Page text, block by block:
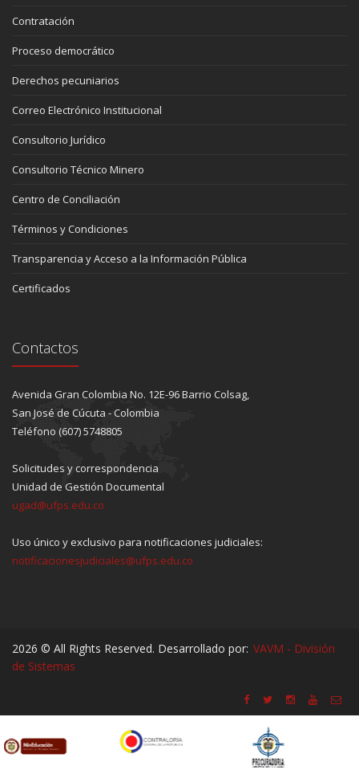
Contratación
Proceso democrático
Derechos pecuniarios
Correo Electrónico Institucional
Consultorio Jurídico
Consultorio Técnico Minero
Centro de Conciliación
Términos y Condiciones
Transparencia y Acceso a la Información Pública
Certificados
Contactos
Avenida Gran Colombia No. 12E-96 Barrio Colsag,
San José de Cúcuta - Colombia
Teléfono (607) 5748805
Solicitudes y correspondencia
Unidad de Gestión Documental
ugad@ufps.edu.co
Uso único y exclusivo para notificaciones judiciales:
notificacionesjudiciales@ufps.edu.co
2026 © All Rights Reserved. Desarrollado por: VAVM - División
de Sistemas